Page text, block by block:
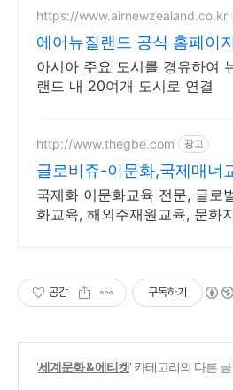
https://www.airnewzealand.co.kr
에어뉴질랜드 공식 홈페이
항공권 예약 및 여행 정보
아시아 주요 도시를 경유하여
랜드 내 20여개 도시로 연결
http://www.thegbe.com 광고
글로비쥬-이문화,국제매너
국제화 이문화교육 전문, 글로
화교육, 해외주재원교육, 문화
공감 구독하기
'세계문화 & 에티켓' 카테고리의 다른 글